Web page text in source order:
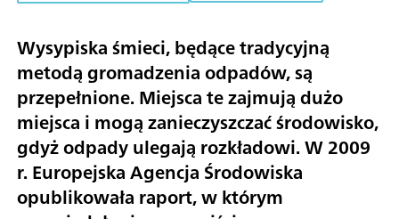
Wysypiska śmieci, będące tradycyjną
metodą gromadzenia odpadów, są
przepełnione. Miejsca te zajmują dużo
miejsca i mogą zanieczyszczać środowisko,
gdyż odpady ulegają rozkładowi. W 2009
r. Europejska Agencja Środowiska
opublikowała raport, w którym